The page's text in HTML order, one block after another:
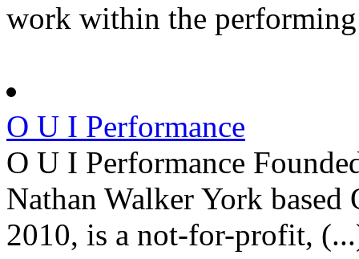
work within the
O U I Performance
O U I Performance
Nathan Walker York
2010, is a not-for-profit,